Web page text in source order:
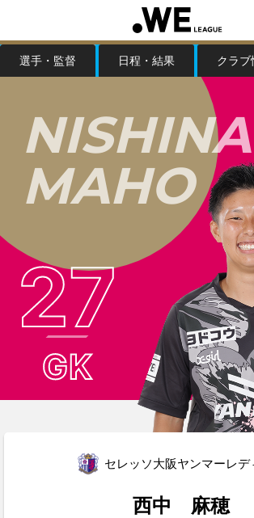
選手・監督 日程・結果 クラブ
NISHINA
MAHO
27
GK
セレッソ大阪ヤンマーレデ
西中 麻穂